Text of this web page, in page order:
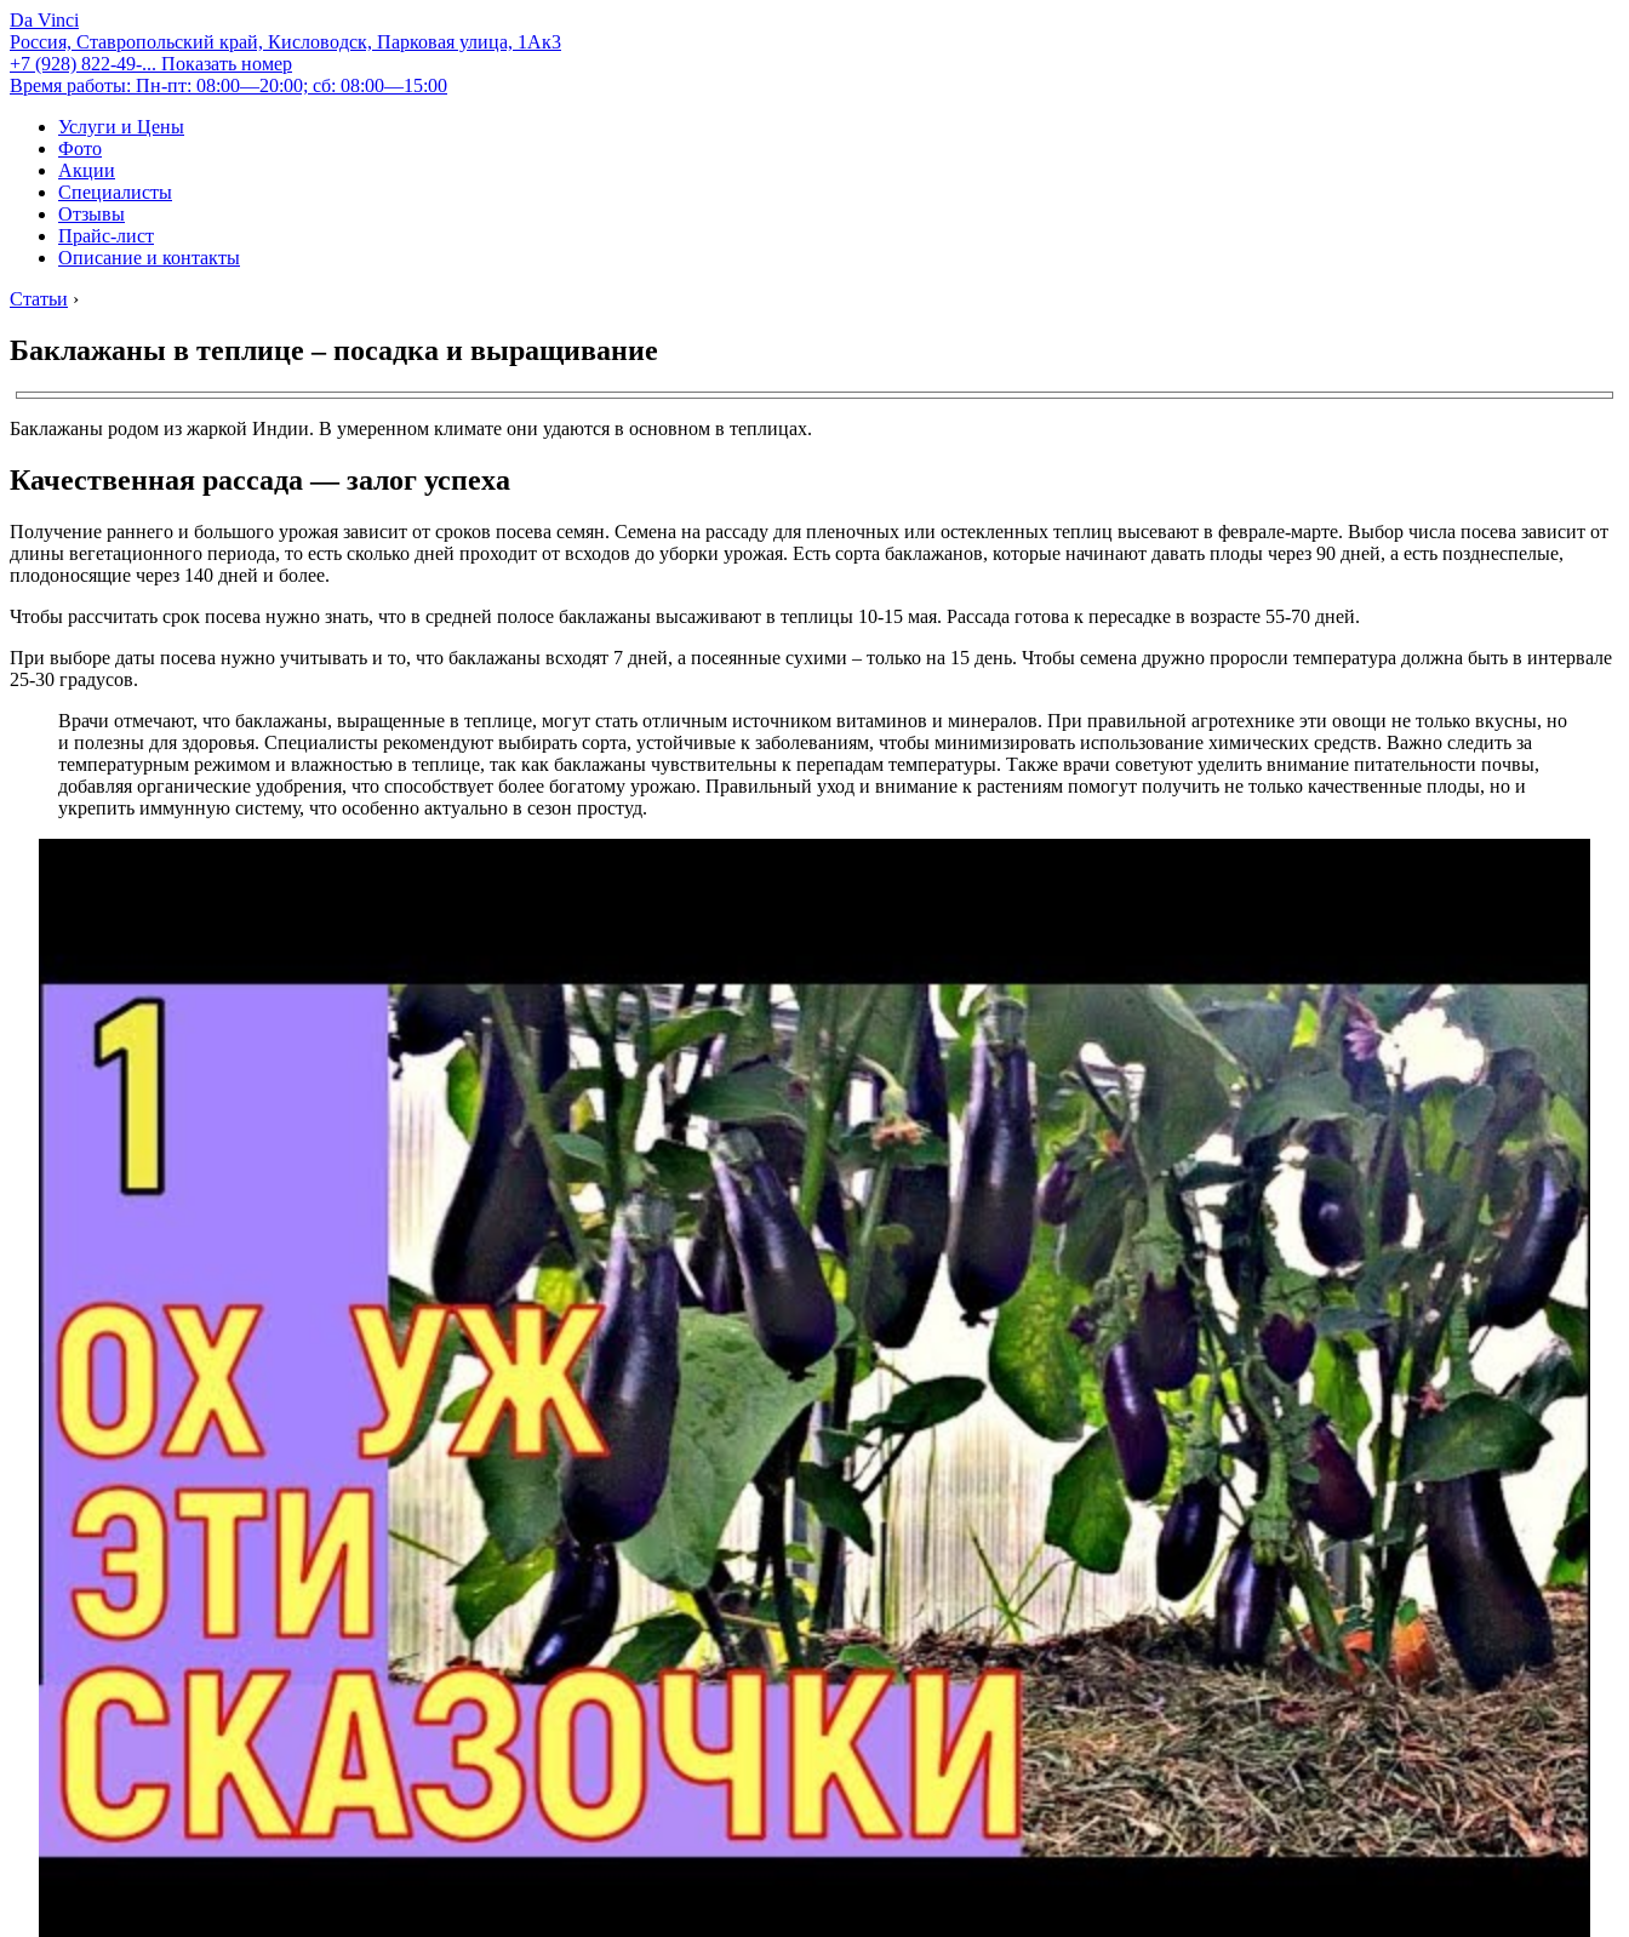
Da Vinci
Россия, Ставропольский край, Кисловодск, Парковая улица, 1Ак3
+7 (928) 822-49-... Показать номер
Время работы: Пн-пт: 08:00—20:00; сб: 08:00—15:00
Услуги и Цены
Фото
Акции
Специалисты
Отзывы
Прайс-лист
Описание и контакты
Статьи ›
Баклажаны в теплице – посадка и выращивание
Баклажаны родом из жаркой Индии. В умеренном климате они удаются в основном в теплицах.
Качественная рассада — залог успеха
Получение раннего и большого урожая зависит от сроков посева семян. Семена на рассаду для пленочных или остекленных теплиц высевают в феврале-марте. Выбор числа посева зависит от
длины вегетационного периода, то есть сколько дней проходит от всходов до уборки урожая. Есть сорта баклажанов, которые начинают давать плоды через 90 дней, а есть позднеспелые,
плодоносящие через 140 дней и более.
Чтобы рассчитать срок посева нужно знать, что в средней полосе баклажаны высаживают в теплицы 10-15 мая. Рассада готова к пересадке в возрасте 55-70 дней.
При выборе даты посева нужно учитывать и то, что баклажаны всходят 7 дней, а посеянные сухими – только на 15 день. Чтобы семена дружно проросли температура должна быть в интервале
25-30 градусов.
Врачи отмечают, что баклажаны, выращенные в теплице, могут стать отличным источником витаминов и минералов. При правильной агротехнике эти овощи не только вкусны, но
и полезны для здоровья. Специалисты рекомендуют выбирать сорта, устойчивые к заболеваниям, чтобы минимизировать использование химических средств. Важно следить за
температурным режимом и влажностью в теплице, так как баклажаны чувствительны к перепадам температуры. Также врачи советуют уделить внимание питательности почвы,
добавляя органические удобрения, что способствует более богатому урожаю. Правильный уход и внимание к растениям помогут получить не только качественные плоды, но и
укрепить иммунную систему, что особенно актуально в сезон простуд.